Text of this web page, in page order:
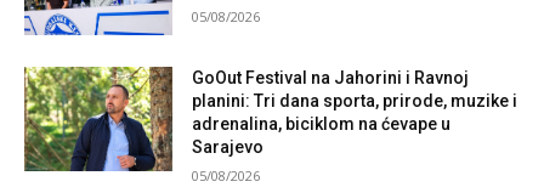
05/08/2026
GoOut Festival na Jahorini i Ravnoj
planini: Tri dana sporta, prirode, muzike i
adrenalina, biciklom na ćevape u
Sarajevo
05/08/2026